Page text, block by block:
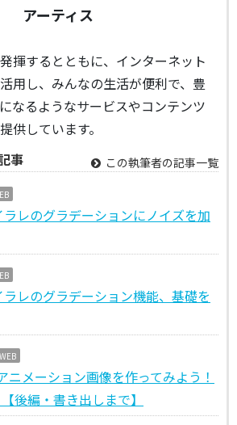
アーティス
揮するとともに、インターネット
用し、みんなの生活が便利で、豊
なるようなサービスやコンテンツ
供しています。
事
この執筆者の記事一覧
レのグラデーションにノイズを加
レのグラデーション機能、基礎を
WEB
ニメーション画像を作ってみよう！
後編・書き出しまで】